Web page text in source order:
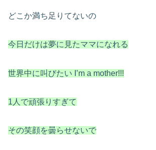
どこか満ち足りてないの
今日だけは夢に見たママになれる
世界中に叫びたい I’m a mother!!!
1人で頑張りすぎて
その笑顔を曇らせないで